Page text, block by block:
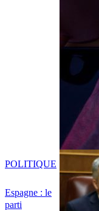
Espagne : le
parti
POLITIQUE